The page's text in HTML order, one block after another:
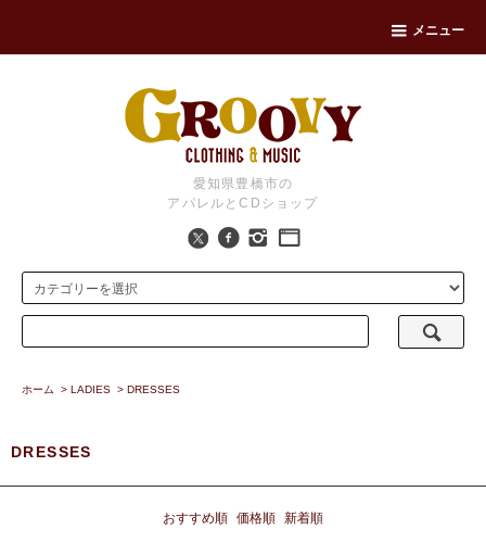
メニュー
愛知県豊橋市の
アパレルとCDショップ
ホーム > LADIES > DRESSES
DRESSES
おすすめ順 価格順 新着順